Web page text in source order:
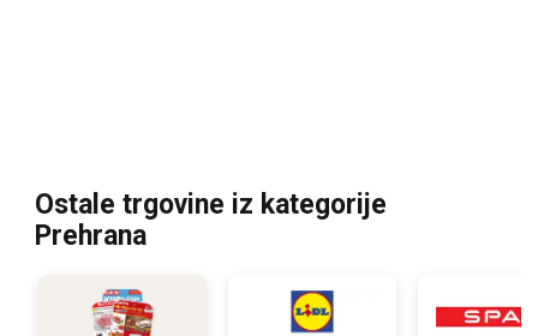
Ostale trgovine iz kategorije
Prehrana